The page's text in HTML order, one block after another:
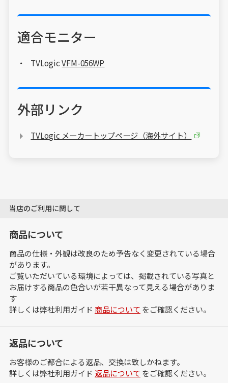
適合モニター
TVLogicVFM-056WP
外部リンク
TVLogic メーカートップページ（海外サイト）
当店のご利用に関して
商品について
商品の仕様・外観は改良のため予告なく変更されている場合
があります。
ご覧いただいている環境によっては、掲載されている写真と
お届けする商品の色合いが若干異なって見える場合がありま
す
詳しくは弊社利用ガイド 商品について をご確認ください。
返品について
お客様のご都合による返品、交換は致しかねます。
詳しくは弊社利用ガイド 返品について をご確認ください。